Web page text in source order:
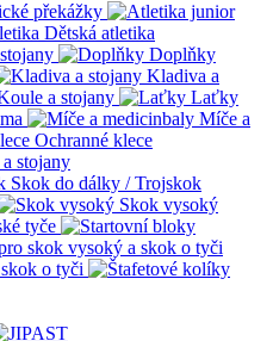
překážky
Dětská atletika
Doplňky
Kladiva a
a stojany
Laťky
Míče a
Ochranné klece
stojany
Skok do dálky / Trojskok
Skok vysoký
tyče
o tyči